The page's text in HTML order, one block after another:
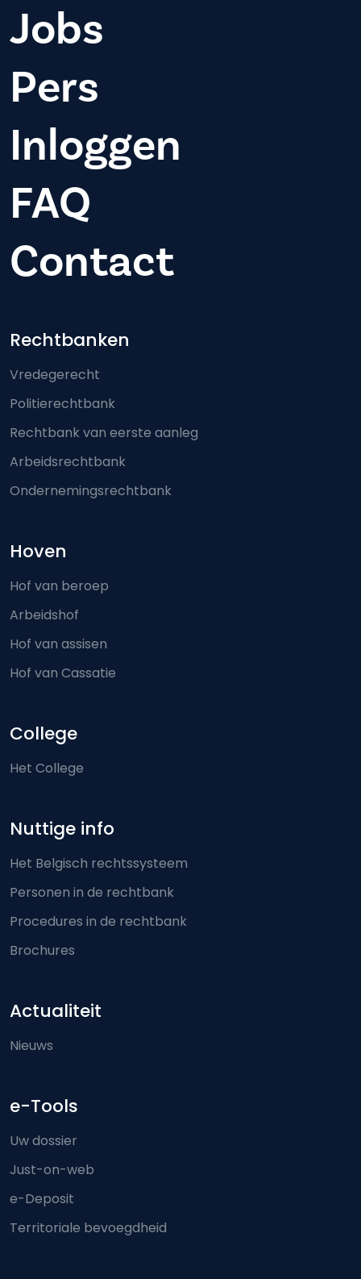
Jobs
Pers
Inloggen
FAQ
Contact
Footer-menu
Rechtbanken
Vredegerecht
Politierechtbank
Rechtbank van eerste aanleg
Arbeidsrechtbank
Ondernemingsrechtbank
Hoven
Hof van beroep
Arbeidshof
Hof van assisen
Hof van Cassatie
College
Het College
Nuttige info
Het Belgisch rechtssysteem
Personen in de rechtbank
Procedures in de rechtbank
Brochures
Actualiteit
Nieuws
e-Tools
Uw dossier
Just-on-web
e-Deposit
Territoriale bevoegdheid